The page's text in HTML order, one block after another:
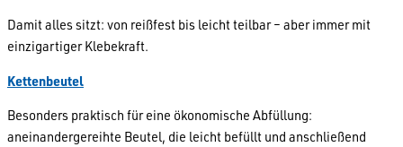
Damit alles sitzt: von reißfest bis leicht teilbar – aber immer mit
einzigartiger Klebekraft.
Kettenbeutel
Besonders praktisch für eine ökonomische Abfüllung:
aneinandergereihte Beutel, die leicht befüllt und anschließend